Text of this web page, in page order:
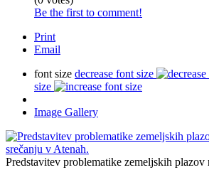
Be the first to comment!
Print
Email
font size decrease font size
size
Image Gallery
Predstavitev problematike zemeljskih plazov